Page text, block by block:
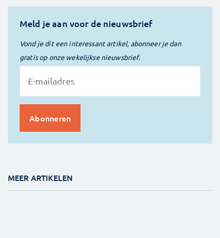
Meld je aan voor de nieuwsbrief
Vond je dit een interessant artikel, abonneer je dan
gratis op onze wekelijkse nieuwsbrief.
MEER ARTIKELEN